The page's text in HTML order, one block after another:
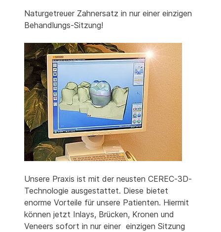
Naturgetreuer Zahnersatz in nur einer einzigen
Behandlungs-Sitzung!
Unsere Praxis ist mit der neusten CEREC-3D-
Technologie ausgestattet. Diese bietet
enorme Vorteile für unsere Patienten. Hiermit
können jetzt Inlays, Brücken, Kronen und
Veneers sofort in nur einer einzigen Sitzung